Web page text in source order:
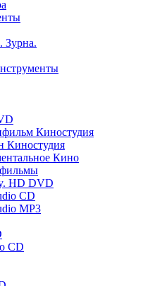
Зурна.
Киностудия
Киностудия
Кино
HD DVD
CD
MP3
CD